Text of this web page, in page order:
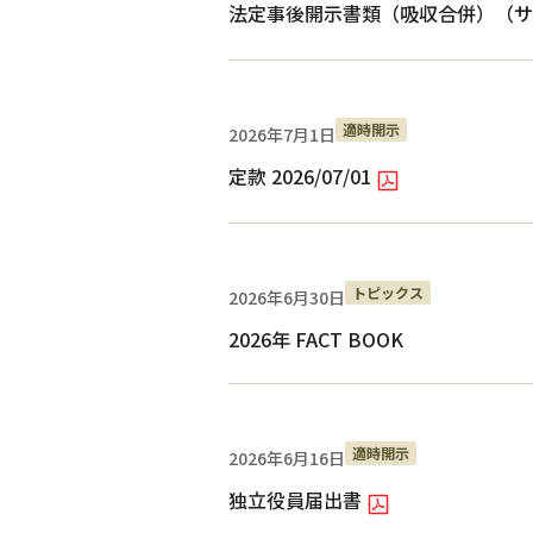
法定事後開示書類（吸収合併）（
2026年7月1日 適時開示
定款 2026/07/01
2026年6月30日 トピックス
2026年 FACT BOOK
2026年6月16日 適時開示
独立役員届出書